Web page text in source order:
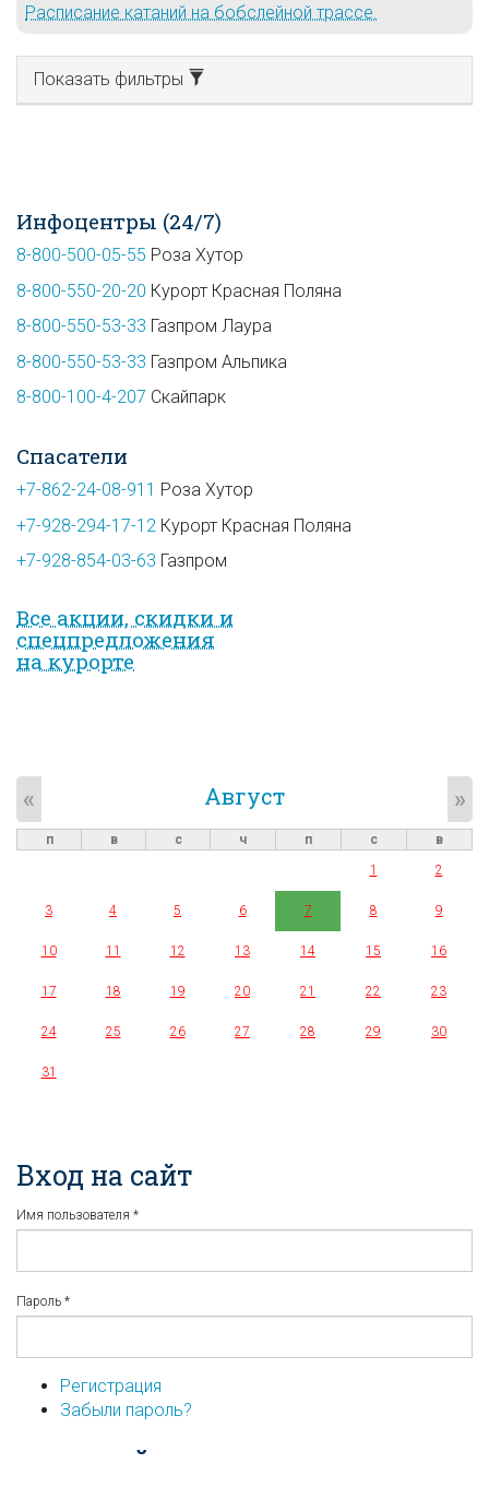
Расписание катаний на бобслейной трассе.
Показать фильтры
Инфоцентры (24/7)
8-800-500-05-55 Роза Хутор
8-800-550-20-20 Курорт Красная Поляна
8-800-550-53-33 Газпром Лаура
8-800-550-53-33 Газпром Альпика
8-800-100-4-207 Скайпарк
Спасатели
+7-862-24-08-911 Роза Хутор
+7-928-294-17-12 Курорт Красная Поляна
+7-928-854-03-63 Газпром
Все акции, скидки и
спец­предложе­ния
на курорте
Август
« »
п в с ч п с
в
1
2
3 4 5 6 7 8 9
10 11 12 13 14 15 16
17 18 19 20 21 22 23
24 25 26 27 28 29 30
31
Вход на сайт
Имя пользователя *
Пароль *
Регистрация
Забыли пароль?
...или войдите используя